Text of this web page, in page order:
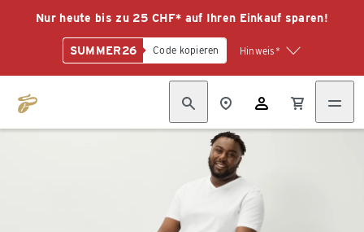
Nur heute bis zu 25 CHF* auf Ihren Einkauf sparen!
SUMMER26 Code kopieren Hinweis*